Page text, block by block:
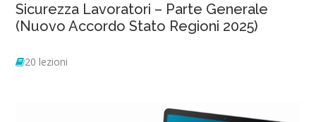
Sicurezza Lavoratori – Parte Generale
(Nuovo Accordo Stato Regioni 2025)
20 lezioni